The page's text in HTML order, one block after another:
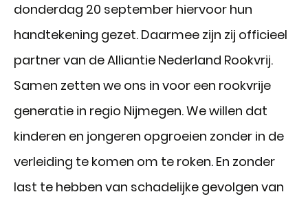
donderdag 20 september hiervoor hun
handtekening gezet. Daarmee zijn zij officieel
partner van de Alliantie Nederland Rookvrij.
Samen zetten we ons in voor een rookvrije
generatie in regio Nijmegen. We willen dat
kinderen en jongeren opgroeien zonder in de
verleiding te komen om te roken. En zonder
last te hebben van schadelijke gevolgen van